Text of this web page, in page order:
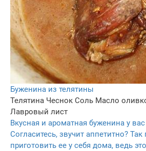
Буженина из телятины
Телятина Чеснок Соль Масло
Лавровый лист
Вкусная и ароматная буженина у
Согласитесь, звучит аппетитно?
приготовить ее у себя дома, ведь